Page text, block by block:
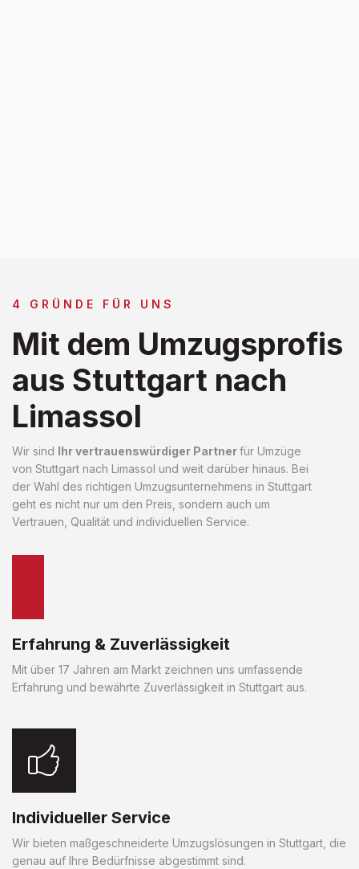
4 GRÜNDE FÜR UNS
Mit dem Umzugsprofis
aus Stuttgart nach
Limassol
Wir sind Ihr vertrauenswürdiger Partnerfür Umzüge
von Stuttgart nach Limassol und weit darüber hinaus. Bei
der Wahl des richtigen Umzugsunternehmens in Stuttgart
geht es nicht nur um den Preis, sondern auch um
Vertrauen, Qualität und individuellen Service.
Erfahrung & Zuverlässigkeit
Mit über 17 Jahren am Markt zeichnen uns umfassende
Erfahrung und bewährte Zuverlässigkeit in Stuttgart aus.
Individueller Service
Wir bieten maßgeschneiderte Umzugslösungen in Stuttgart, die
genau auf Ihre Bedürfnisse abgestimmt sind.